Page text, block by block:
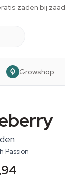
zaden bij
Growshop
Passion